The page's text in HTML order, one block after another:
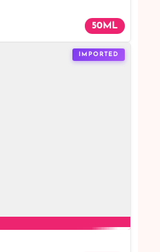
50ML
IMPORTED